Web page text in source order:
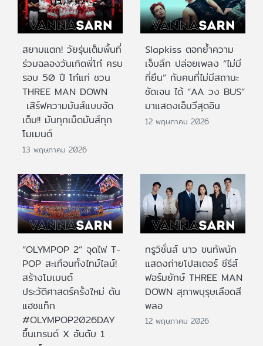
สยามแตก! วัยรุ่นเต็มพื้นที่
ร่วมฉลองวันเกิดพี่โก๋ ครบ
รอบ 50 ปี โก๋แก่ ชวน
THREE MAN DOWN
เสิร์ฟความมันส์แบบจัด
เต็ม!! มันทุกเม็ดมันส์ทุก
โมเมนต์
13 พฤษภาคม 2026
Slapkiss ตอกย้ำความ
เจ็บลึก ปล่อยเพลง “ไม่มี
ที่ยืน” กับคนที่ไม่มีสถานะ
ชัดเจน ได้ “AA วง BUS”
มาแสดงเอ็มวีสุดอิน
12 พฤษภาคม 2026
“OLYMPOP 2” จุดไฟ T-
POP สะเทือนทั้งไทม์ไลน์!
สร้างโมเมนต์
ประวัติศาสตร์ครั้งใหม่ ดัน
แฮชแท็ก
#OLYMPOP2026DAY
ขึ้นเทรนด์ X อันดับ 1
ทรูวิชั่นส์ นาว ขนทัพนัก
แสดงถ่ายโปสเตอร์ ซีรีส์
ฟอร์มยักษ์ THREE MAN
DOWN สุภาพบุรุษเลือดสี
พลอ
12 พฤษภาคม 2026